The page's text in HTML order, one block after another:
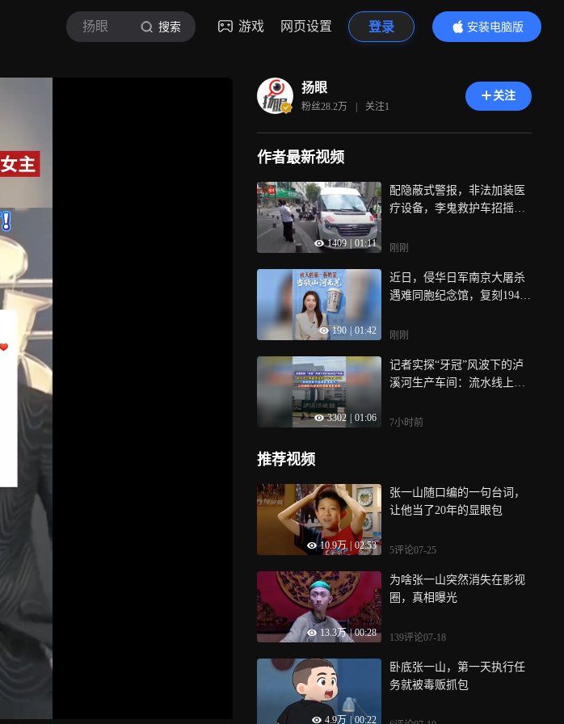
扬眼 搜索 游戏 网页设置 登录
安装电脑版
内容更精彩
扬眼
粉丝28.2万 | 关注1
关注
作者最新视频
1409 01:11
配隐蔽式警报，非法加装医
疗设备，李鬼救护车招摇过
刚刚
190 01:42
近日，侵华日军南京大屠杀
遇难同胞纪念馆，复刻1945
外的饮品纸杯走红网络，把
入当代年轻人的日常，这一
杯，也让我们重新叩问何为
奶茶”？褪去跟风打卡的喧
刚刚
3302 01:06
记者实探“牙冠”风波下的泸
溪河生产车间：流水线上两
司解释为何选择谅解而非追
7小时前
推荐视频
10.9万 02:53
张一山随口编的一句台词，
让他当了20年的显眼包
5评论07-25
13.3万 | 00:28
为啥张一山突然消失在影视
圈，真相曝光
139评论07-18
4.9万 00:22
卧底张一山，第一天执行任
务就被毒贩抓包